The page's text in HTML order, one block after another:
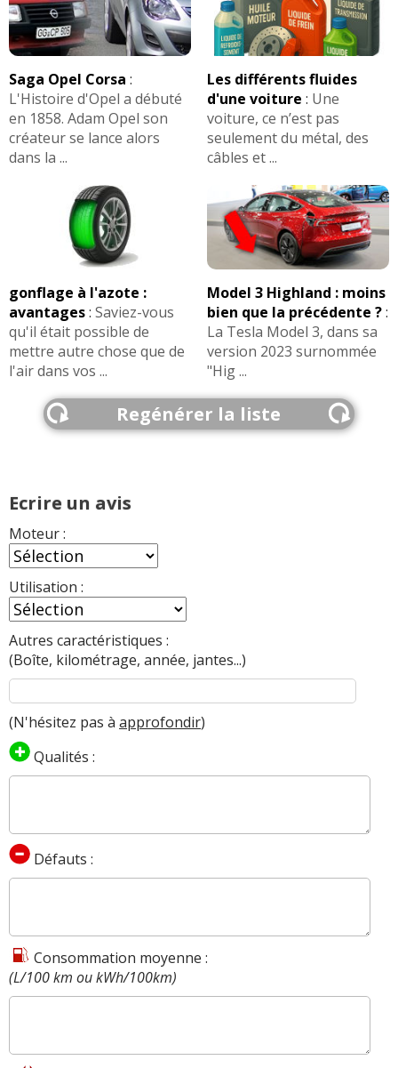
Saga Opel Corsa :
L'Histoire d'Opel a débuté
en 1858. Adam Opel son
créateur se lance alors
dans la ...
Les différents fluides
d'une voiture : Une
voiture, ce n’est pas
seulement du métal, des
câbles et ...
gonflage à l'azote :
avantages: Saviez-vous
qu'il était possible de
mettre autre chose que de
l'air dans vos ...
Model 3 Highland : moins
bien que la précédente ?:
La Tesla Model 3, dans sa
version 2023 surnommée
"Hig ...
Regénérer la liste
Ecrire un avis
Moteur :
Utilisation :
Autres caractéristiques :
(Boîte, kilométrage, année, jantes...)
(N'hésitez pas à approfondir)
Qualités :
Défauts :
Consommation moyenne :
(L/100 km ou kWh/100km)